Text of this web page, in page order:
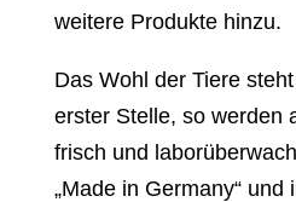
weitere Produkte hinzu.
Das Wohl der Tiere
erster Stelle, so werden
frisch und
„Made in Germany“ und